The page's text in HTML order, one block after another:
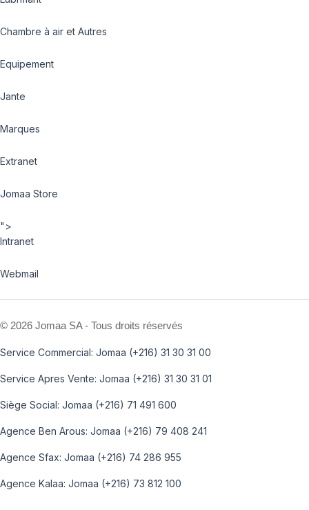
Chambre à air et Autres
Equipement
Jante
Marques
Extranet
Jomaa Store
">
Intranet
Webmail
© 2026 Jomaa SA - Tous droits réservés
Service Commercial: Jomaa (+216) 31 30 31 00
Service Apres Vente: Jomaa (+216) 31 30 31 01
Siège Social: Jomaa (+216) 71 491 600
Agence Ben Arous: Jomaa (+216) 79 408 241
Agence Sfax: Jomaa (+216) 74 286 955
Agence Kalaa: Jomaa (+216) 73 812 100